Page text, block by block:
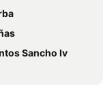
Sancho Iv